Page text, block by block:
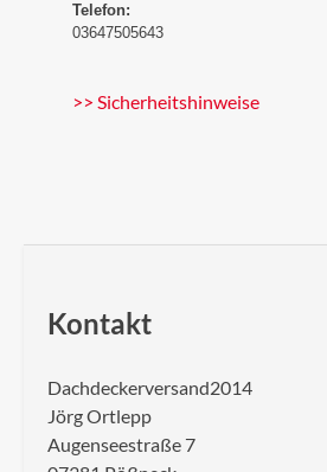
Telefon:
03647505643
>> Sicherheitshinweise
Kontakt
Dachdeckerversand2014
Jörg Ortlepp
Augenseestraße 7